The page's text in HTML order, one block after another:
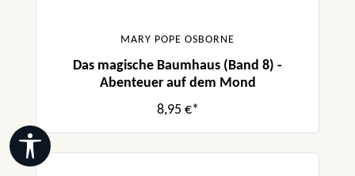
MARY POPE OSBORNE
Das magische Baumhaus (Band 8) -
Abenteuer auf dem Mond
8,95 €*
Werkzeugleiste anzeigen